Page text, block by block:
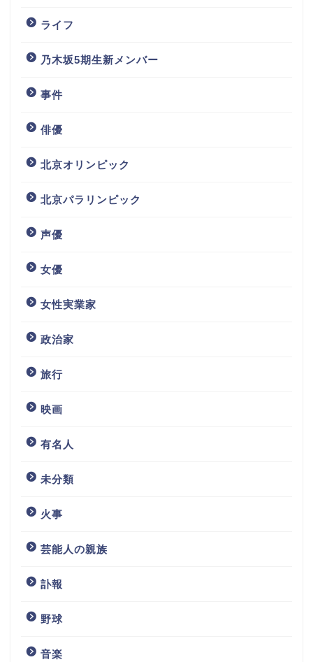
ライフ
乃木坂5期生新メンバー
事件
俳優
北京オリンピック
北京パラリンピック
声優
女優
女性実業家
政治家
旅行
映画
有名人
未分類
火事
芸能人の親族
訃報
野球
音楽